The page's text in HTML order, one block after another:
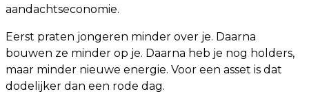
aandachtseconomie.
Eerst praten jongeren minder over je. Daarna
bouwen ze minder op je. Daarna heb je nog holders,
maar minder nieuwe energie. Voor een asset is dat
dodelijker dan een rode dag.